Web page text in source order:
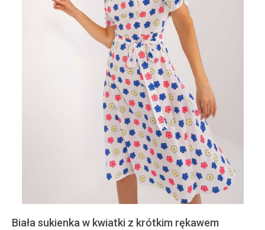
Biała sukienka w kwiatki z krótkim rękawem